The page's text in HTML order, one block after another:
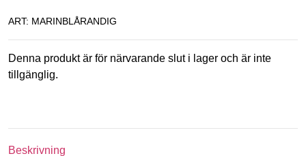
ART: MARINBLÅRANDIG
Denna produkt är för närvarande slut i lager och är inte
tillgänglig.
Beskrivning